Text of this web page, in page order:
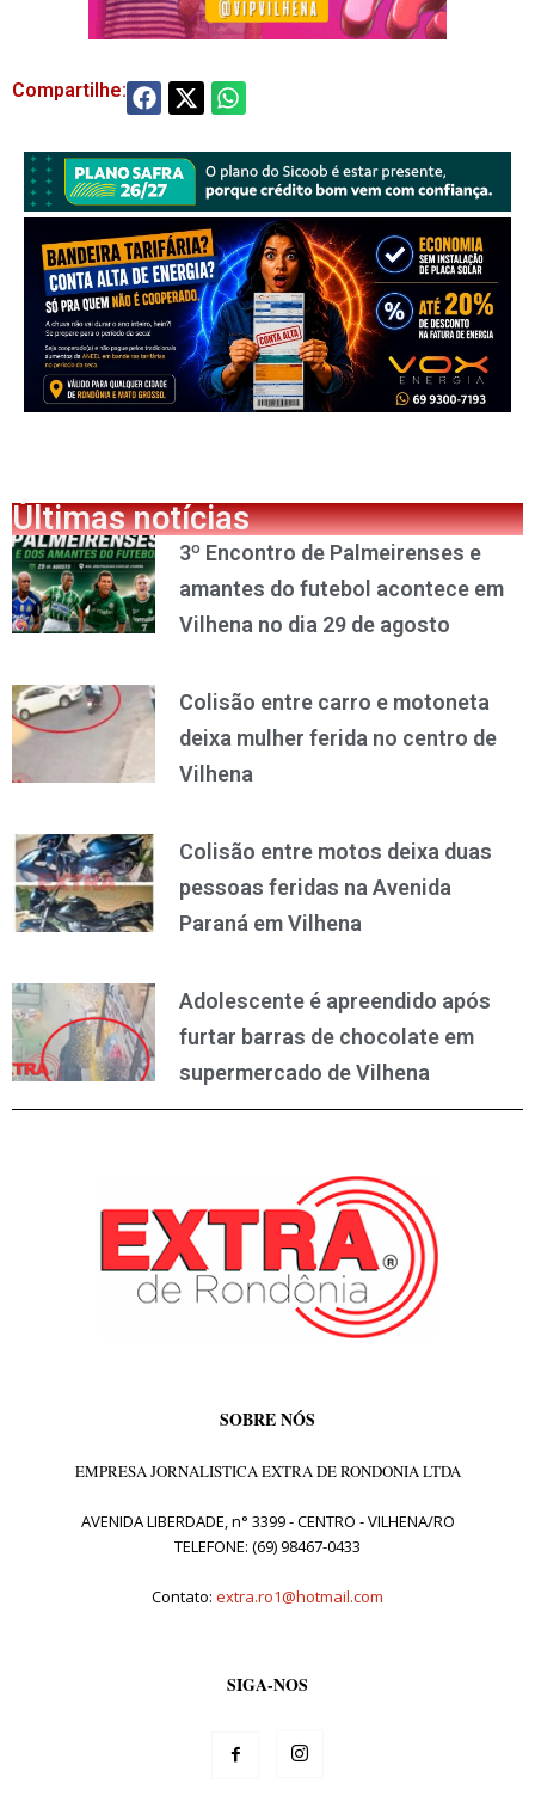
Compartilhe:
Últimas notícias
3º Encontro de Palmeirenses e
amantes do futebol acontece em
Vilhena no dia 29 de agosto
Colisão entre carro e motoneta
deixa mulher ferida no centro de
Vilhena
Colisão entre motos deixa duas
pessoas feridas na Avenida
Paraná em Vilhena
Adolescente é apreendido após
furtar barras de chocolate em
supermercado de Vilhena
SOBRE NÓS
EMPRESA JORNALISTICA EXTRA DE RONDONIA LTDA
AVENIDA LIBERDADE, n° 3399 - CENTRO - VILHENA/RO
TELEFONE: (69) 98467-0433
Contato: extra.ro1@hotmail.com
SIGA-NOS